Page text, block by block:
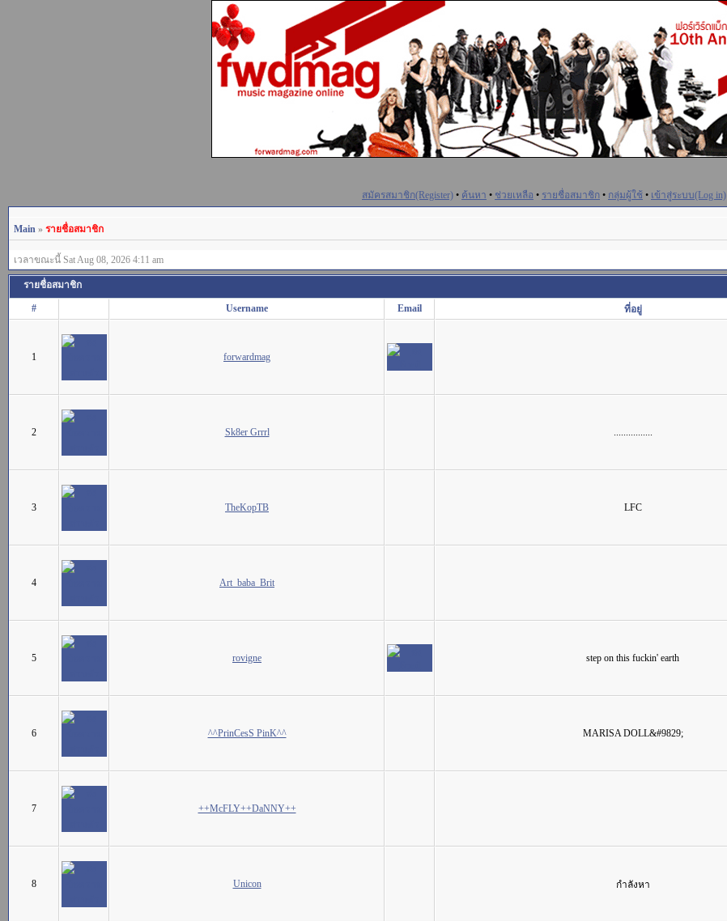
สมัครสมาชิก(Register) • ค้นหา • ช่วยเหลือ • รายชื่อสมาชิก • กลุ่มผู้ใช้ • เข้าสู่ระบบ(Log in)
Main » รายชื่อสมาชิก
เวลาขณะนี้ Sat Aug 08, 2026 4:11 am
รายชื่อสมาชิก
# Username Email ที่อยู่
1 forwardmag
2 Sk8er Grrrl ................
3 TheKopTB LFC
4 Art_baba_Brit
5 rovigne step on this fuckin' earth
6 ^^PrinCesS PinK^^ MARISA DOLL&#9829;
7 ++McFLY++DaNNY++
8 Unicon กำลังหา